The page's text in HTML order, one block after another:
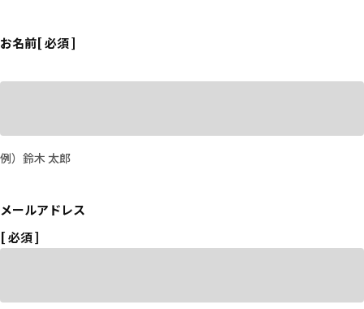
お名前[ 必須 ]
例）鈴木 太郎
メールアドレス
[ 必須 ]